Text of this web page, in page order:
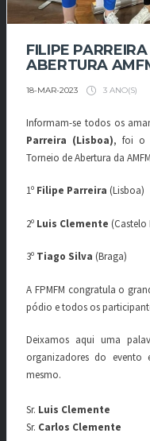
FILIPE
ABERTURA
18-MAR-2023 3 ANO(S)
Informam-se todos os
Parreira (Lisboa), foi o
Torneio de Abertura da
1º Filipe Parreira (Lisboa)
2º Luis Clemente (Castelo
3º Tiago Silva (Braga)
A FPMFM congratula o
pódio e todos os
Deixamos aqui uma
organizadores do evento
mesmo.
Sr. Luis Clemente
Sr. Carlos Clemente